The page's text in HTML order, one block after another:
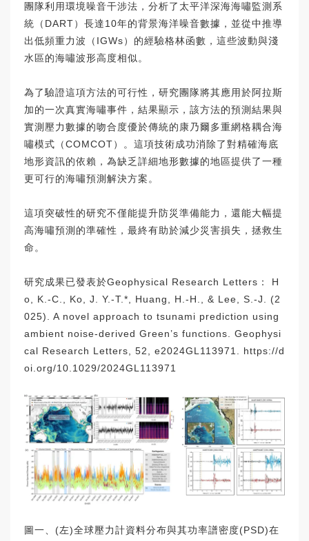
團隊利用環境噪音干涉法，分析了太平洋深海海嘯監測系
統（DART）長達10年的背景海洋噪音數據，並從中推導
出低頻重力波（IGWs）的經驗格林函數，這些波動與淺
水區的海嘯波形高度相似。
為了驗證這項方法的可行性，研究團隊將其應用於阿拉斯
加的一次真實海嘯事件，結果顯示，該方法的預測結果與
實測壓力數據的吻合度優於傳統的康乃爾多重網格耦合海
嘯模式（COMCOT）。這項技術成功消除了對精確海底
地形資訊的依賴，為缺乏詳細地形數據的地區提供了一種
更可行的海嘯預測解決方案。
這項突破性的研究不僅能提升防災準備能力，還能大幅提
高海嘯預測的準確性，最終有助於減少災害損失，拯救生
命。
研究成果已發表於Geophysical Research Letters： H
o, K.-C., Ko, J. Y.-T.*, Huang, H.-H., & Lee, S.-J. (2
025). A novel approach to tsunami prediction using
ambient noise-derived Green’s functions. Geophysi
cal Research Letters, 52, e2024GL113971. https://d
oi.org/10.1029/2024GL113971
圖一、(左)全球壓力計資料分布與其功率譜密度(PSD)在